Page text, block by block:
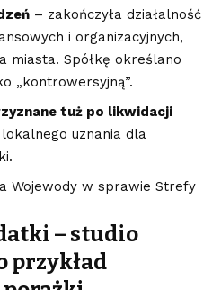
– zakończyła działalność
i organizacyjnych,
miasta. Spółkę określano
„kontrowersyjną”.
tuż po likwidacji
uznania dla
Wojewody w sprawie Strefy
– studio
przykład